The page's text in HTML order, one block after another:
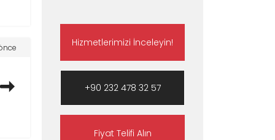
Hizmetlerimizi İnceleyin!
+90 232 478 32 57
Fiyat Telifi Alın